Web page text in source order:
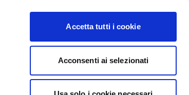
Accetta tutti i cookie
Acconsenti ai selezionati